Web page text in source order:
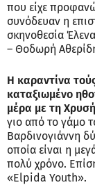
που είχε
συνόδευαν η
σκηνοθεσία
– Θοδωρή
Η καραντίνα
καταξιωμένο
μέρα με τη
γιο από το γάμο
Βαρδινογιάννη
οποία είναι η
πολύ χρόνο.
«Elpida Youth».